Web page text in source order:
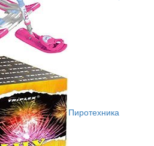
Пиротехника